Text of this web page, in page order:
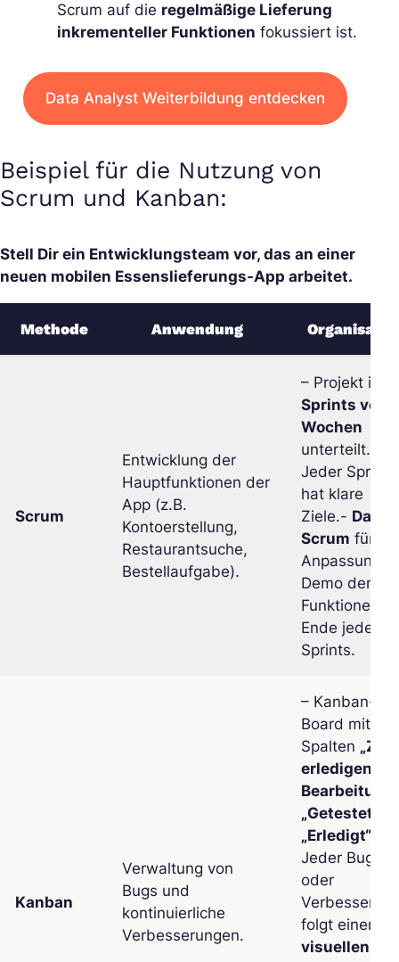
Scrum auf die regelmäßige Lieferung
inkrementeller Funktionen fokussiert ist.
Data Analyst Weiterbildung entdecken
Beispiel für die Nutzung von
Scrum und Kanban:
Stell Dir ein Entwicklungsteam vor, das an einer
neuen mobilen Essenslieferungs-App arbeitet.
Methode Anwendung
Scrum
Entwicklung der
Hauptfunktionen der
App (z.B.
Kontoerstellung,
Restaurantsuche,
Bestellaufgabe).
– Projekt in
Sprints von
Wochen
unterteilt.-
Jeder Sprint
hat klare
Ziele.- Daily
Scrum für
Demo der
Funktionen
Ende jedes
Sprints.
Kanban
Verwaltung von
Bugs und
kontinuierliche
Verbesserungen.
– Kanban-
Board mit
Spalten „Zu
erledigen“
Bearbeitung“
„Getestet“
„Erledigt“
Jeder Bug
oder
folgt einem
visuellen